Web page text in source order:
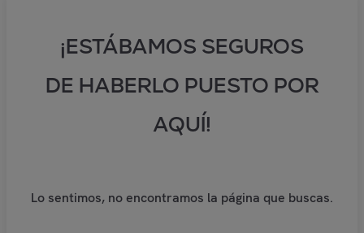
¡ESTÁBAMOS SEGUROS
DE HABERLO PUESTO POR
AQUÍ!
Lo sentimos, no encontramos la página que buscas.